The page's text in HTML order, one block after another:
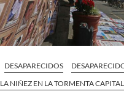
DESAPARECIDOS
LA NIÑEZ EN LA TORMENTA